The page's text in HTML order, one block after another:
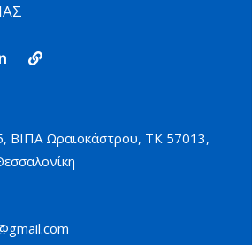
ΒΙΠΑ Ωραιοκάστρου, ΤΚ 57013,